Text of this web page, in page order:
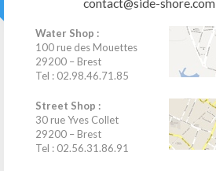
contact@side-shore.com
Water Shop :
100 rue des Mouettes
29200 – Brest
Tel : 02.98.46.71.85
Street Shop :
30 rue Yves Collet
29200 – Brest
Tel : 02.56.31.86.91